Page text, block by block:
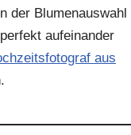
der Blumenauswahl
aufeinander
aus